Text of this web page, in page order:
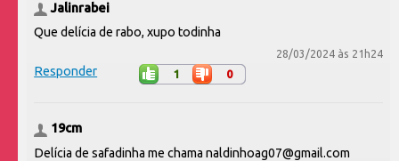
Jalinrabei
Que delícia de rabo, xupo todinha
28/03/2024 às 21h24
Responder 1 0
19cm
Delícia de safadinha me chama naldinhoag07@gmail.com